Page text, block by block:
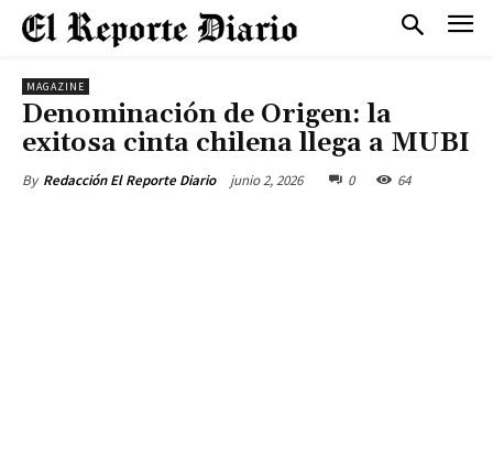
MAGAZINE
Denominación de Origen: la
exitosa cinta chilena llega a MUBI
By Redacción El Reporte Diario junio 2, 2026 0 64